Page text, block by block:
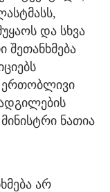
და სხვა
შეთანხმება
ერთობლივი
ნათია
არ